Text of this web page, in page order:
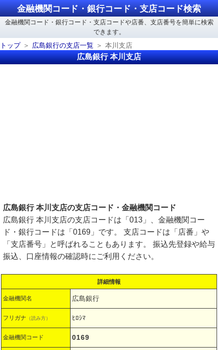
金融機関コード・銀行コード・支店コード検索
金融機関コード・銀行コード・支店コードや店番、支店番号を簡単に検索
できます。
トップ
広島銀行の支店一覧 本川支店
広島銀行 本川支店
広島銀行 本川支店の支店コード・金融機関コード
広島銀行 本川支店の支店コードは「013」、金融機関コー
ド・銀行コードは「0169」です。 支店コードは「店番」や
「支店番号」と呼ばれることもあります。 振込先登録や給与
振込、口座情報の確認時にご利用ください。
詳細情報
金融機関名 広島銀行
フリガナ （読み方） ﾋﾛｼﾏ
金融機関コード 0169